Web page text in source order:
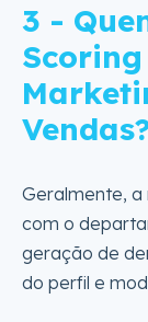
3 -
Geralmente, a
com o
geração de
do perfil e